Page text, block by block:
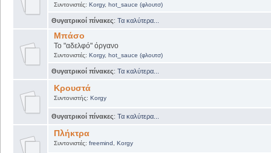
Συντονιστές: Korgy, hot_sauce (φλουτσ)
Θυγατρικοί πίνακες: Τα καλύτερα...
Μπάσο
Το "αδελφό" όργανο
Συντονιστές: Korgy, hot_sauce (φλουτσ)
Θυγατρικοί πίνακες: Τα καλύτερα...
Κρουστά
Συντονιστής: Korgy
Θυγατρικοί πίνακες: Τα καλύτερα...
Πλήκτρα
Συντονιστές: freemind Korgy